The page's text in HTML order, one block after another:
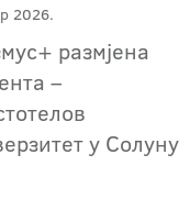
2026.
размјена
–
у Солуну